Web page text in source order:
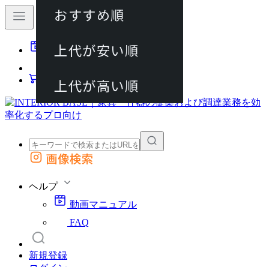
動画マニュアル
カート
外部サイトの商品をカートに追加
画像検索
ヘルプ
動画マニュアル
FAQ
新規登録
おすすめ順
上代が安い順
上代が高い順